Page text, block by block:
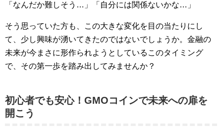
「なんだか難しそう…」「自分には関係ないかな…」
そう思っていた方も、この大きな変化を目の当たりにし
て、少し興味が湧いてきたのではないでしょうか。金融の
未来が今まさに形作られようとしているこのタイミング
で、その第一歩を踏み出してみませんか？
初心者でも安心！GMOコインで未来への扉を
開こう